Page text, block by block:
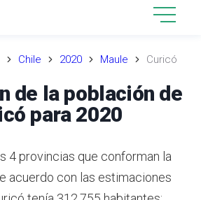
Chile 2020 Maule Curicó
de la población de
para 2020
4 provincias que conforman la
acuerdo con las estimaciones